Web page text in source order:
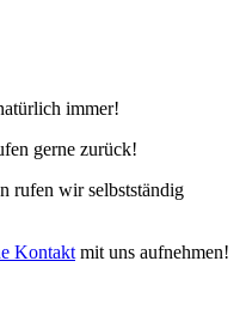
immer!
gerne zurück!
rufen wir selbstständig
Kontakt mit uns aufnehmen!